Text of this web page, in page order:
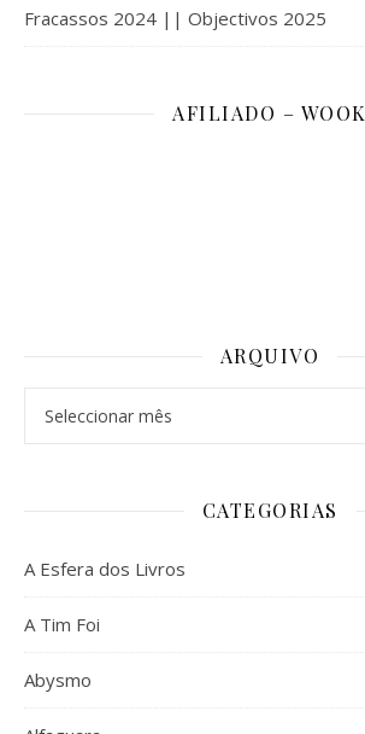
Fracassos 2024 || Objectivos 2025
AFILIADO – WOOK
ARQUIVO
CATEGORIAS
A Esfera dos Livros
A Tim Foi
Abysmo